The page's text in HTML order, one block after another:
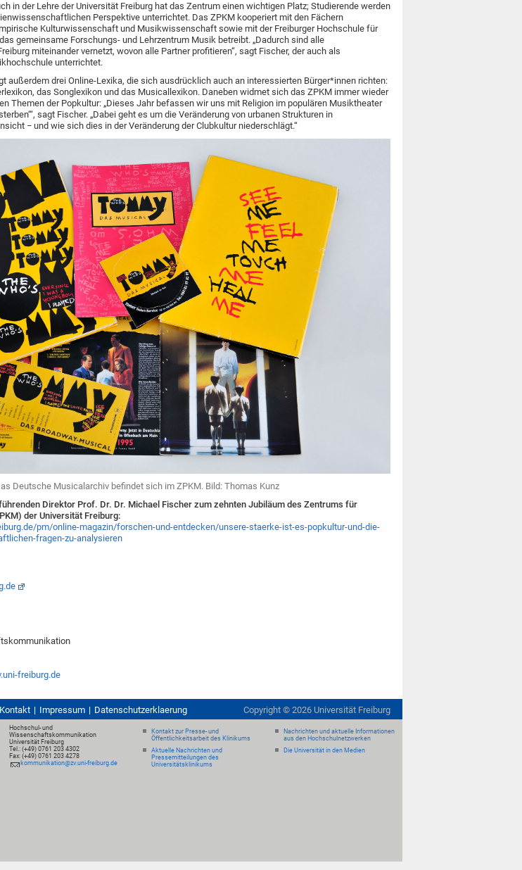
in der Lehre der Universität Freiburg hat das Zentrum einen wichtigen Platz; Studierende werden
Perspektive unterrichtet. Das ZPKM kooperiert mit den Fächern
Kulturwissenschaft und Musikwissenschaft sowie mit der Freiburger Hochschule für
gemeinsame Forschungs- und Lehrzentrum Musik betreibt. „Dadurch sind alle
miteinander vernetzt, wovon alle Partner profitieren“, sagt Fischer, der auch als
unterrichtet.
außerdem drei Online-Lexika, die sich ausdrücklich auch an interessierten Bürger*innen richten:
das Songlexikon und das Musicallexikon. Daneben widmet sich das ZPKM immer wieder
Themen der Popkultur: „Dieses Jahr befassen wir uns mit Religion im populären Musiktheater
sagt Fischer. „Dabei geht es um die Veränderung von urbanen Strukturen in
− und wie sich dies in der Veränderung der Clubkultur niederschlägt.“
Deutsche Musicalarchiv befindet sich im ZPKM. Bild: Thomas Kunz
Direktor Prof. Dr. Dr. Michael Fischer zum zehnten Jubiläum des Zentrums für
der Universität Freiburg:
pm/online-magazin/forschen-und-entdecken/unsere-staerke-ist-es-popkultur-und-die-
fragen-zu-analysieren
freiburg.de
Kontakt Impressum Datenschutzerklaerung Copyright © 2026 Universität Freiburg
Hochschul- und
Wissenschaftskommunikation
Universität Freiburg
Tel.: (+49) 0761 203 4302
Fax: (+49) 0761 203 4278
kommunikation@zv.uni-freiburg.de
Kontakt zur Presse- und
Öffentlichkeitsarbeit des Klinikums
Aktuelle Nachrichten und
Pressemitteilungen des
Universitätsklinikums
Nachrichten und aktuelle Informationen
aus den Hochschulnetzwerken
Die Universität in den Medien